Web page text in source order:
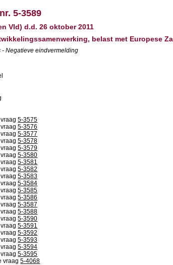
5-3589
Vld) d.d. 26 oktober 2011
belast met Europese
Negatieve eindvermelding
vraag5-3575
vraag5-3576
vraag5-3577
vraag5-3578
vraag5-3579
vraag5-3580
vraag5-3581
vraag5-3582
vraag5-3583
vraag5-3584
vraag5-3585
vraag5-3586
vraag5-3587
vraag5-3588
vraag5-3590
vraag5-3591
vraag5-3592
vraag5-3593
vraag5-3594
vraag5-3595
vraag5-4068